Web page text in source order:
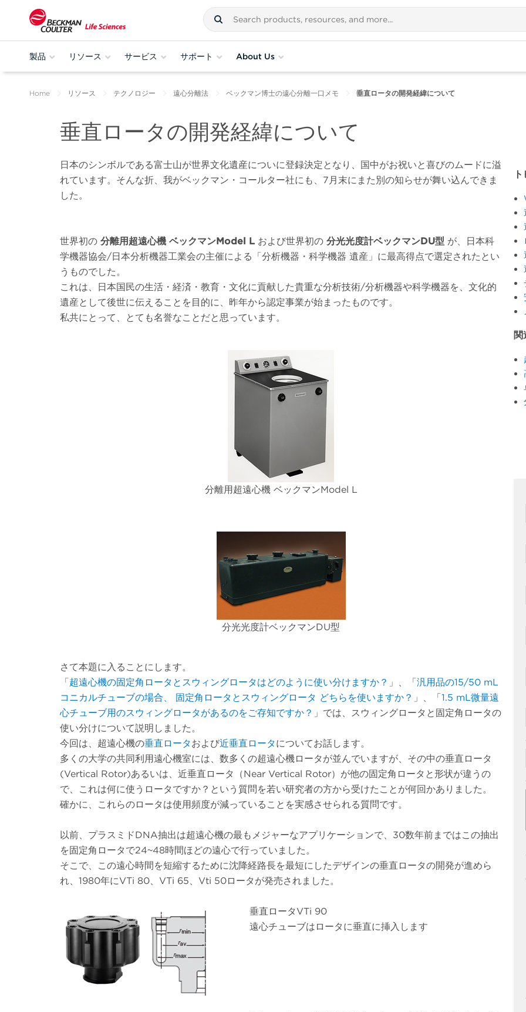
製品 リソース サービス サポート About Us
Home リソース テクノロジー 遠心分離法 ベックマン博士の遠心分離一口メモ 垂直ロータの開発経緯について
垂直ロータの開発経緯について
日本のシンボルである富士山が世界文化遺産についに登録決定となり、国中がお祝いと喜びのムードに溢
れています。そんな折、我がベックマン・コールター社にも、7月末にまた別の知らせが舞い込んできま
した。
世界初の 分離用超遠心機 ベックマンModel L および世界初の 分光光度計ベックマンDU型 が、日本科
学機器協会/日本分析機器工業会の主催による「分析機器・科学機器 遺産」に最高得点で選定されたとい
うものでした。
これは、日本国民の生活・経済・教育・文化に貢献した貴重な分析技術/分析機器や科学機器を、文化的
遺産として後世に伝えることを目的に、昨年から認定事業が始まったものです。
私共にとって、とても名誉なことだと思っています。
分離用超遠心機 ベックマンModel L
分光光度計ベックマンDU型
さて本題に入ることにします。
「 超遠心機の固定角ロータとスウィングロータはどのように使い分けますか？ 」、「 汎用品の15/50 mL
コニカルチューブの場合、 固定角ロータとスウィングロータ どちらを使いますか？ 」、「 1.5 mL微量遠
心チューブ用のスウィングロータがあるのをご存知ですか？ 」では、スウィングロータと固定角ロータの
使い分けについて説明しました。
今回は、超遠心機の垂直ロータおよび近垂直ロータについてお話します。
多くの大学の共同利用遠心機室には、数多くの超遠心機ロータが並んでいますが、その中の垂直ロータ
(Vertical Rotor)あるいは、近垂直ロータ（Near Vertical Rotor）が他の固定角ロータと形状が違うの
で、これは何に使うロータですか？という質問を若い研究者の方から受けたことが何回かありました。
確かに、これらのロータは使用頻度が減っていることを実感させられる質問です。
以前、プラスミドDNA抽出は超遠心機の最もメジャーなアプリケーションで、30数年前まではこの抽出
を固定角ロータで24~48時間ほどの遠心で行っていました。
そこで、この遠心時間を短縮するために沈降経路長を最短にしたデザインの垂直ロータの開発が進めら
れ、1980年にVTi 80、VTi 65、Vti 50ロータが発売されました。
垂直ロータVTi 90
遠心チューブはロータに垂直に挿入します
関